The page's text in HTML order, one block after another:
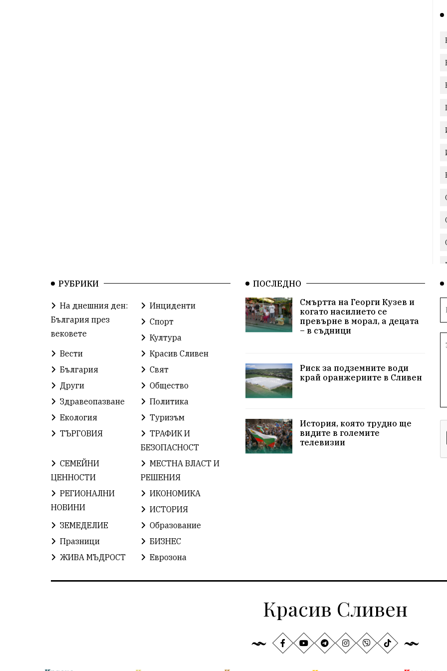
РУБРИКИ
На днешния ден:
България през
вековете
Инциденти
Спорт
Култура
Вести
Красив Сливен
България
Свят
Други
Общество
Здравеопазване
Политика
Екология
Туризъм
ТЪРГОВИЯ
ТРАФИК И
БЕЗОПАСНОСТ
СЕМЕЙНИ
ЦЕННОСТИ
МЕСТНА ВЛАСТ И
РЕШЕНИЯ
РЕГИОНАЛНИ
НОВИНИ
ИКОНОМИКА
ИСТОРИЯ
ЗЕМЕДЕЛИЕ
Образование
Празници
БИЗНЕС
ЖИВА МЪДРОСТ
Еврозона
ПОСЛЕДНО
Смъртта на Георги Кузев и
когато насилието се
превърне в морал, а децата
– в съдници
Риск за подземните води
край оранжериите в Сливен
История, която трудно ще
видите в големите
телевизии
Красив Сливен